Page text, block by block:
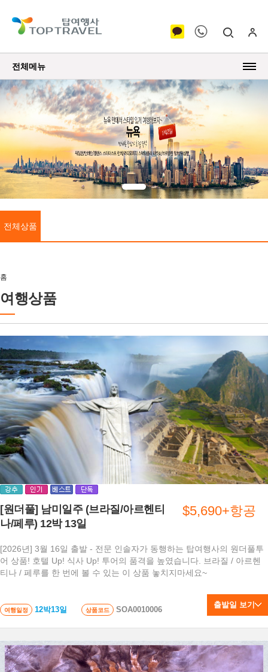
전체메뉴
전체상품
홈
여행상품
[원더풀] 남미일주 (브라질/아르헨티
나/페루) 12박 13일
[2026년] 3월 16일 출발 - 전문 인솔자가 동행하는 탑여행사의 원더풀투
어 상품! 호텔 Up! 식사 Up! 투어의 품격을 높였습니다. 브라질 / 아르헨
티나 / 페루를 한 번에 볼 수 있는 이 상품 놓치지마세요~
여행일정 12박13일 상품코드 SOA0010006
$5,690+항공
출발일 보기